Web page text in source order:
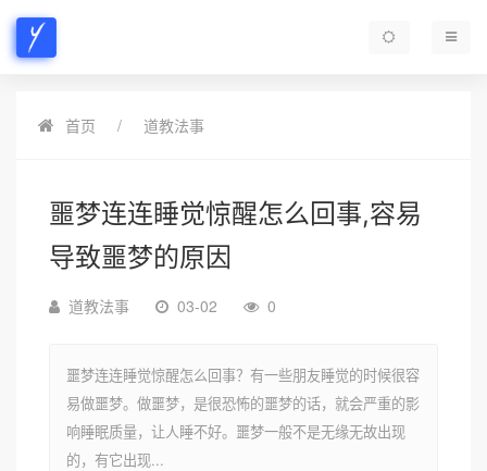
首页 道教法事
噩梦连连睡觉惊醒怎么回事,容易
导致噩梦的原因
道教法事 03-02 0
噩梦连连睡觉惊醒怎么回事？有一些朋友睡觉的时候很容
易做噩梦。做噩梦，是很恐怖的噩梦的话，就会严重的影
响睡眠质量，让人睡不好。噩梦一般不是无缘无故出现
的，有它出现...